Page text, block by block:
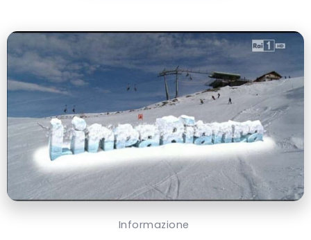
Informazione